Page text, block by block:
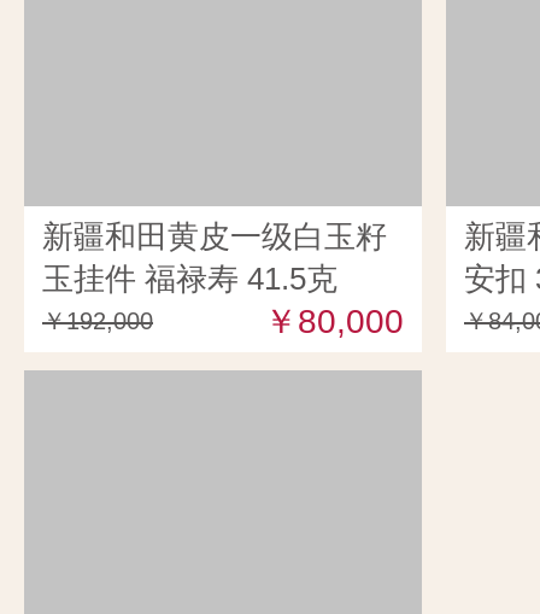
新疆和田黄皮一级白玉籽
玉挂件 福禄寿 41.5克
￥192,000 ￥80,000
新疆
安扣
￥